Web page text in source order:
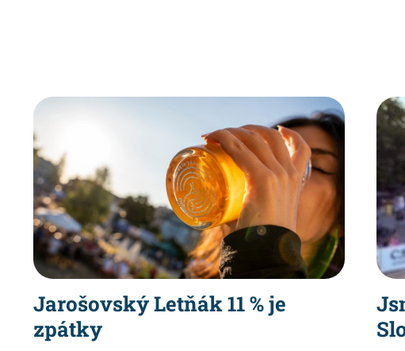
Jarošovský Letňák 11 % je
zpátky